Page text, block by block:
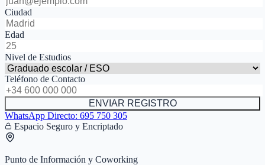
Ciudad
Edad
Nivel de Estudios
Teléfono de Contacto
ENVIAR REGISTRO
WhatsApp Directo: 695 750 305
Espacio Seguro y Encriptado
Punto de Información y Coworking